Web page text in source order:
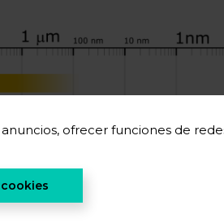
ofrecer funciones de